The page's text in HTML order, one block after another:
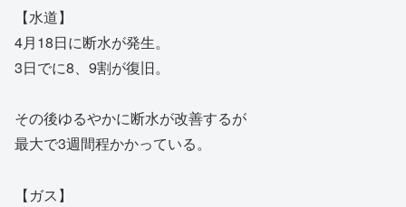
【水道】
4月18日に断水が発生。
3日でに8、9割が復旧。
その後ゆるやかに断水が改善するが
最大で3週間程かかっている。
【ガス】